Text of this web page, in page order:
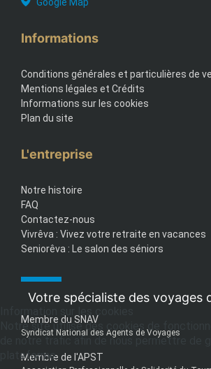
Google Map
Informations
Conditions générales et particulières de
Mentions légales et Crédits
Informations sur les cookies
Plan du site
L'entreprise
Notre histoire
FAQ
Contactez-nous
Vivrêva : Vivez votre retraite en vacances
Seniorêva : Le salon des séniors
Votre spécialiste des voyages
Membre du SNAV
Syndicat National des Agents de Voyages
Membre de l'APST
Notre site utilise des cookies de
de notre trafic afin de nous permettre de
plateforme.